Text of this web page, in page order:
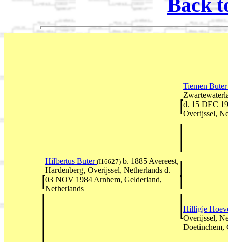
Back
Tiemen
d. 15 DEC
Overijssel,
Hilbertus Buter (I16627) b. 1885 Avereest,
Hardenberg, Overijssel, Netherlands d.
03 NOV 1984 Arnhem, Gelderland,
Netherlands
Hilligje
Overijssel,
Doetinchem,